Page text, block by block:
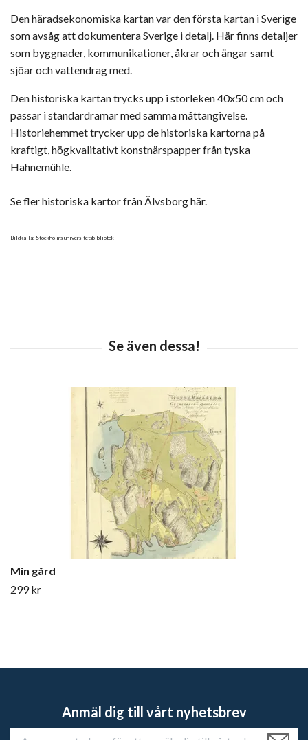
Den häradsekonomiska kartan var den första kartan i Sverige
som avsåg att dokumentera Sverige i detalj. Här finns detaljer
som byggnader, kommunikationer, åkrar och ängar samt
sjöar och vattendrag med.
Den historiska kartan trycks upp i storleken 40x50 cm och
passar i standardramar med samma måttangivelse.
Historiehemmet trycker upp de historiska kartorna på
kraftigt, högkvalitativt konstnärspapper från tyska
Hahnemühle.
Se fler historiska kartor från Älvsborg här.
Bildkälla: Stockholms universitetsbibliotek
Min gård
299 kr
Anmäl dig till vårt nyhetsbrev